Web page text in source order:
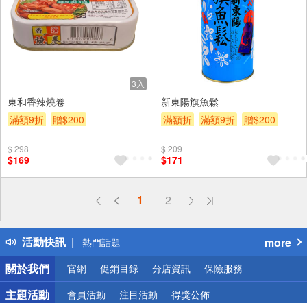
3入
東和香辣燒卷
滿額9折
贈$200
$ 298
$169
新東陽旗魚鬆
滿額折
滿額9折 贈$200
$ 209
$171
1 2
活動快訊
偏遠地區配送
得獎公告
熱門話題
銀行優惠
偏遠地區配送
詐騙網頁！請小心！
more
關於我們
官網 促銷目錄 分店資訊 保險服務
主題活動 會員活動 注目活動 得獎公佈